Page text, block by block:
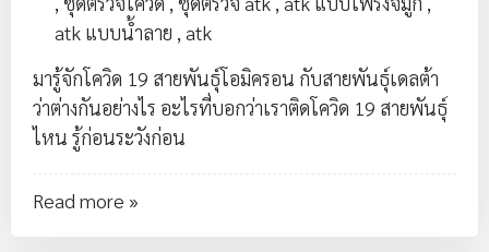
atk แบบน้ำลาย , atk
มารู้จักโควิด 19 สายพันธุ์โอมิครอน กับสายพันธุ์เดลต้า
ว่าต่างกันอย่างไร อะไรที่บอกว่าเราติดโควิด 19 สายพันธุ์
ไหน รู้ก่อนระวังก่อน
Read more »